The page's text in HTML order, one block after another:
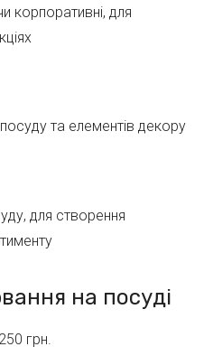
корпоративні, для
та елементів декору
для створення
на посуді
грн.